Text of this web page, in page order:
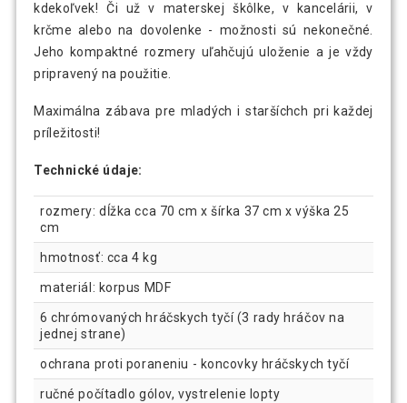
kdekoľvek! Či už v materskej škôlke, v kancelárii, v
krčme alebo na dovolenke - možnosti sú nekonečné.
Jeho kompaktné rozmery uľahčujú uloženie a je vždy
pripravený na použitie.
Maximálna zábava pre mladých i staršíchch pri každej
príležitosti!
Technické údaje:
rozmery: dĺžka cca 70 cm x šírka 37 cm x výška 25
cm
hmotnosť: cca 4 kg
materiál: korpus MDF
6 chrómovaných hráčskych tyčí (3 rady hráčov na
jednej strane)
ochrana proti poraneniu - koncovky hráčskych tyčí
ručné počítadlo gólov, vystrelenie lopty